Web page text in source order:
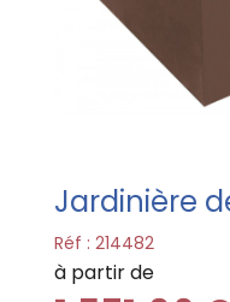
Jardinière
Réf : 214482
à partir de